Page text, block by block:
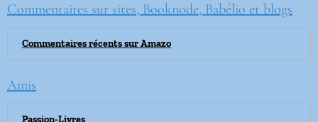
Commentaires sur sites, Booknode, Babélio et blogs
Commentaires récents sur Amazo
Amis
Passion-Livres